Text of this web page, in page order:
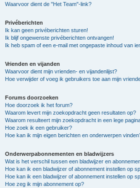
Waarvoor dient de "Het Team"-link?
Privéberichten
Ik kan geen privéberichten sturen!
Ik blijf ongewenste privéberichten ontvangen!
Ik heb spam of een e-mail met ongepaste inhoud van
Vrienden en vijanden
Waarvoor dient mijn vrienden- en vijandenlijst?
Hoe verwijder of voeg ik gebruikers toe aan mijn
Forums doorzoeken
Hoe doorzoek ik het forum?
Waarom levert mijn zoekopdracht geen resultaten op?
Waarom resulteert mijn zoekopdracht in een lege
Hoe zoek ik een gebruiker?
Hoe kan ik mijn eigen berichten en onderwerpen
Onderwerpabonnementen en bladwijzers
Wat is het verschil tussen een bladwijzer en
Hoe kan ik een bladwijzer of abonnement instellen op
Hoe kan ik een bladwijzer of abonnement instellen op
Hoe zeg ik mijn abonnement op?